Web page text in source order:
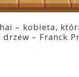
– kobieta,
– Franck